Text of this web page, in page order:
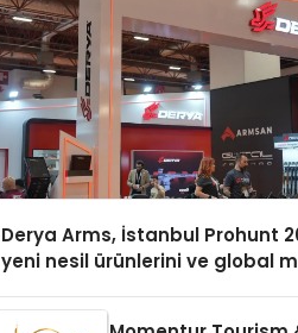
Derya Arms, İstanbul Prohunt
yeni nesil ürünlerini ve global